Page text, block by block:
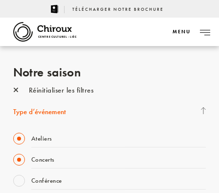
TÉLÉCHARGER NOTRE BROCHURE
CENTRE CULTUREL - LIÈGE
MENU
Notre saison
Réinitialiser les filtres
Type d’événement
Ateliers
Concerts
Conférence